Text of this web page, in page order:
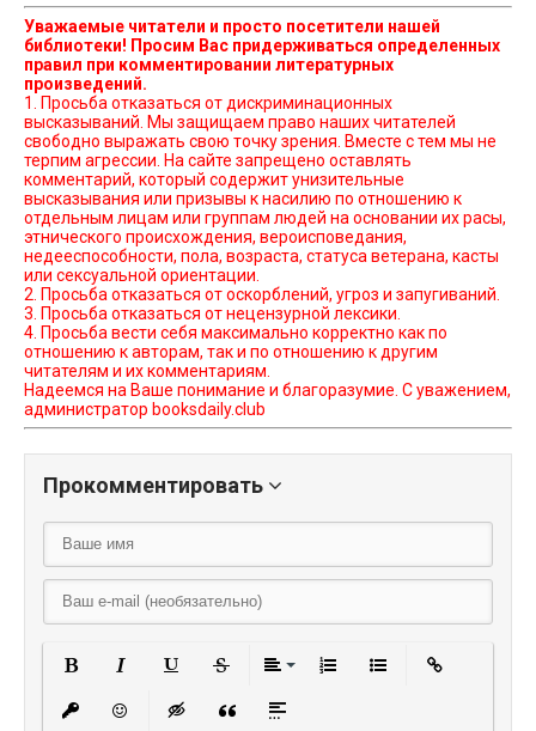
Уважаемые читатели и просто посетители нашей
библиотеки! Просим Вас придерживаться определенных
правил при комментировании литературных
произведений.
1. Просьба отказаться от дискриминационных
высказываний. Мы защищаем право наших читателей
свободно выражать свою точку зрения. Вместе с тем мы не
терпим агрессии. На сайте запрещено оставлять
комментарий, который содержит унизительные
высказывания или призывы к насилию по отношению к
отдельным лицам или группам людей на основании их расы,
этнического происхождения, вероисповедания,
недееспособности, пола, возраста, статуса ветерана, касты
или сексуальной ориентации.
2. Просьба отказаться от оскорблений, угроз и запугиваний.
3. Просьба отказаться от нецензурной лексики.
4. Просьба вести себя максимально корректно как по
отношению к авторам, так и по отношению к другим
читателям и их комментариям.
Надеемся на Ваше понимание и благоразумие. С уважением,
администратор booksdaily.club
Прокомментировать
Полужирный
Курсив